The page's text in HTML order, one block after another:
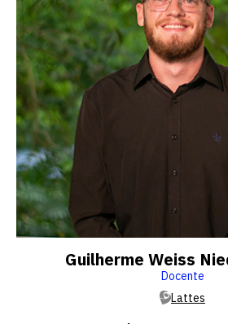
Guilherme Weiss
Docente
Lattes